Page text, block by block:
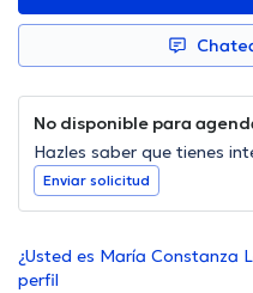
No disponible para
Hazles saber que tienes
Enviar solicitud
¿Usted es María Constanza
perfil